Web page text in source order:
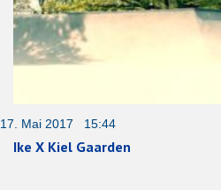
17. Mai 2017 15:44
Ike X Kiel Gaarden